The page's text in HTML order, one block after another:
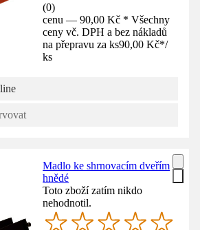
(0)
cenu — 90,00 Kč * Všechny
ceny vč. DPH a bez nákladů
na přepravu za ks90,00 Kč*/
ks
Madlo ke shrnovacím dveřím
hnědé
Toto zboží zatím nikdo
nehodnotil.